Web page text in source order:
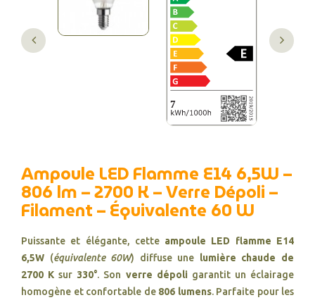
Ampoule LED Flamme E14 6,5W –
806 lm – 2700 K – Verre Dépoli –
Filament – Équivalente 60 W
Puissante et élégante, cette ampoule LED flamme E14
6,5W (équivalente 60W) diffuse une lumière chaude de
2700 K sur 330°. Son verre dépoligarantit un éclairage
homogène et confortable de 806 lumens. Parfaite pour les